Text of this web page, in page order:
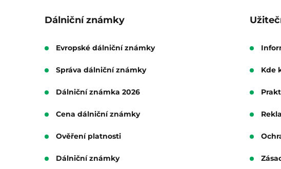
Dálniční známky
Evropské dálniční známky
Správa dálniční známky
Dálniční známka 2026
Cena dálniční známky
Ověření platnosti
Dálniční známky
Kde